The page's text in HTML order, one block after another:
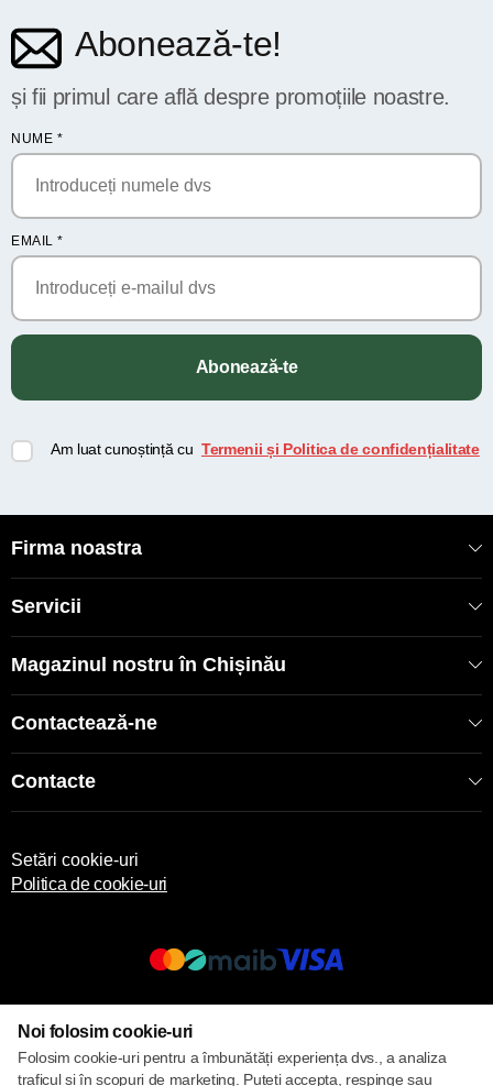
Abonează-te!
și fii primul care află despre promoțiile noastre.
NUME *
EMAIL *
Abonează-te
Am luat cunoștință cu Termenii și Politica de confidențialitate
Firma noastra
Servicii
Magazinul nostru în Chișinău
Contactează-ne
Contacte
Setări cookie-uri
Politica de cookie-uri
Noi folosim cookie-uri
Folosim cookie-uri pentru a îmbunătăți experiența dvs., a analiza
traficul și în scopuri de marketing. Puteți accepta, respinge sau